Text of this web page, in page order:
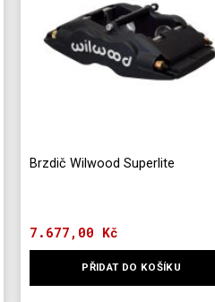
Brzdič Wilwood Superlite
7.677,00 Kč
PŘIDAT DO KOŠÍKU